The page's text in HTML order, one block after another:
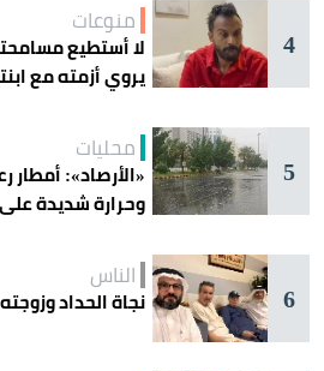
4
منوعات
لا أستطيع
يروي أزمته مع
5
محليات
«الأرصاد»: أمطار
وحرارة شديدة
6
الناس
نجاة الحداد